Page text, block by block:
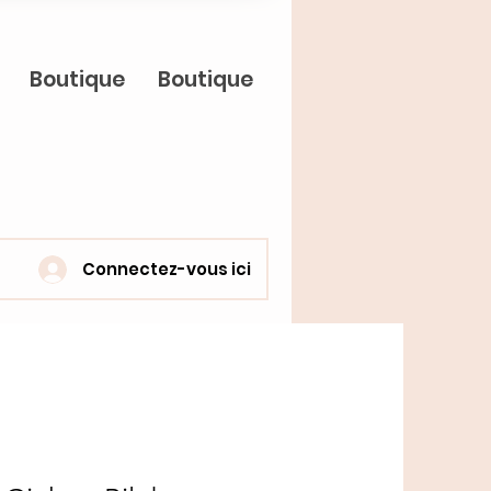
Boutique Boutique
Connectez-vous ici